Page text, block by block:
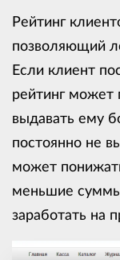
Рейтинг
позволяющий
Если клиент
рейтинг может
выдавать ему
постоянно не
может
меньшие
заработать на